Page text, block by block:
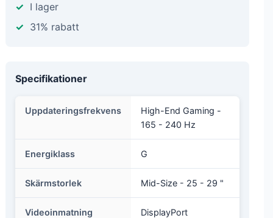
I lager
31% rabatt
Specifikationer
Uppdateringsfrekvens
High-End Gaming -
165 - 240 Hz
Energiklass G
Skärmstorlek Mid-Size - 25 - 29 "
Videoinmatning DisplayPort